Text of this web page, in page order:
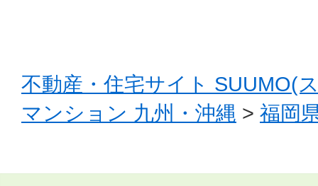
不動産・住宅サイト SUUMO(
マンション 九州・沖縄 > 福岡